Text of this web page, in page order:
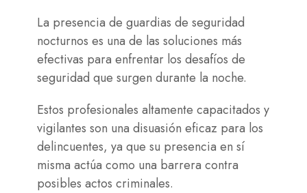
La presencia de guardias de seguridad
nocturnos es una de las soluciones más
efectivas para enfrentar los desafíos de
seguridad que surgen durante la noche.
Estos profesionales altamente capacitados y
vigilantes son una disuasión eficaz para los
delincuentes, ya que su presencia en sí
misma actúa como una barrera contra
posibles actos criminales.